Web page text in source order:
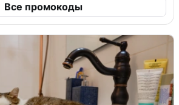
Все промокоды